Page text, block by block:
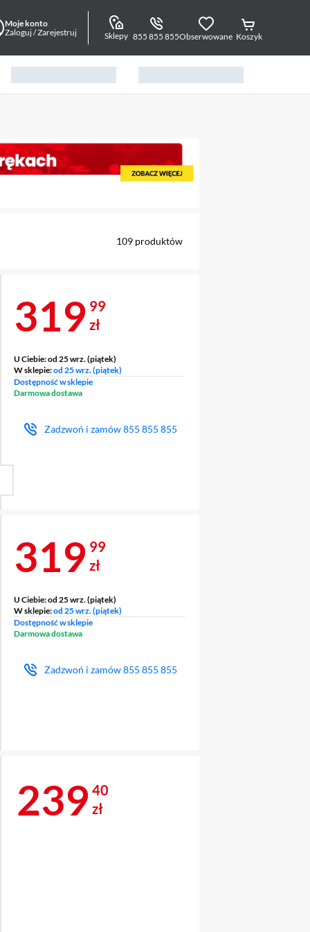
Moje konto
Zaloguj / Zarejestruj
Sklepy 855 855 855Obserwowane Koszyk
element 1 z 7
109 produktów
Standardowa
Cena 319,99 zł
319 99
zł
U Ciebie:od 25 wrz. (piątek)
W sklepie:od 25 wrz. (piątek)
Dostępność w sklepie
Darmowa dostawa
Zadzwoń i zamów855 855 855
+ dodatek
Cena 319,99 zł
319 99
zł
U Ciebie:od 25 wrz. (piątek)
W sklepie:od 25 wrz. (piątek)
Dostępność w sklepie
Darmowa dostawa
Zadzwoń i zamów855 855 855
Cena 239,40 zł
239 40
zł